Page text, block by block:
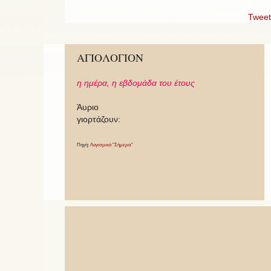
Tweet
ΑΓΙΟΛΟΓΙΟΝ
η ημέρα, η εβδομάδα του έτους
Άυριο
γιορτάζουν:
Πηγή: Λογισμικό "Σήμερα"